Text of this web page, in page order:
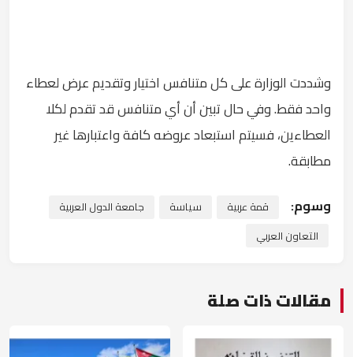
وشددت الوزارة على كل متنافس اختيار وتقديم عرض لعطاء
واحد فقط. وفي حال تبين أن أي متنافس قد تقدم لكلا
العطاءين، فسيتم استبعاد عروضه كافة واعتبارها غير
مطابقة.
وسوم: قمة عربية سياسة
جامعة الدول العربية
التعاون العربي
مقالات ذات صلة